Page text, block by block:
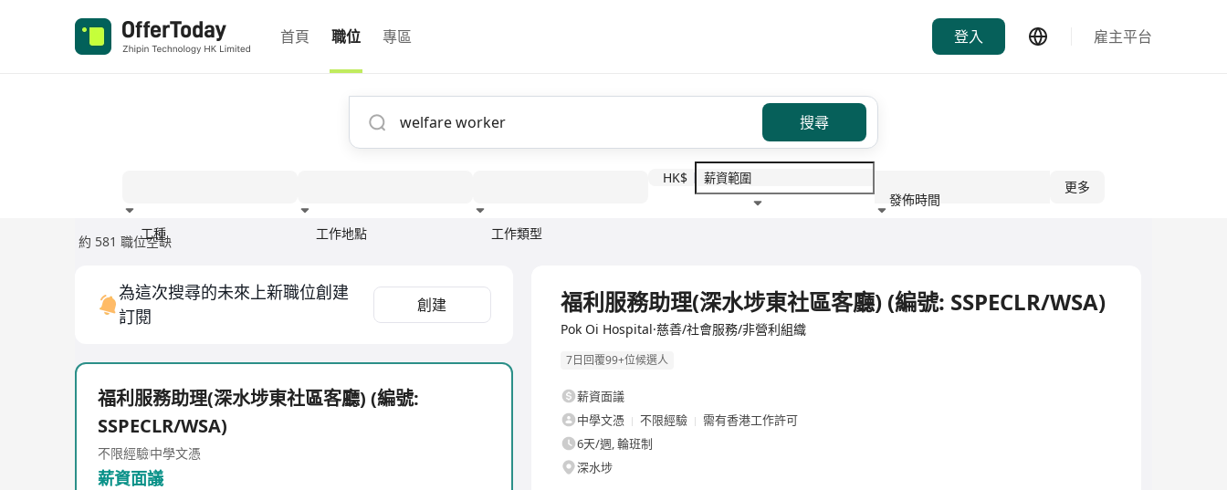
首頁 職位 專區 登入 雇主平台
搜尋
工種 工作地點 工作類型
HK$
發佈時間
更多
約 581 職位空缺
為這次搜尋的未來上新職位創建
訂閱
創建
福利服務助理(深水埗東社區客廳) (編號:
SSPECLR/WSA)
不限經驗中學文憑
薪資面議
福利服務助理(深水埗東社區客廳) (編號: SSPECLR/WSA)
Pok Oi Hospital·慈善/社會服務/非營利組織
7日回覆99+位候選人
薪資面議
中學文憑
不限經驗
需有香港工作許可
6天/週, 輪班制
深水埗